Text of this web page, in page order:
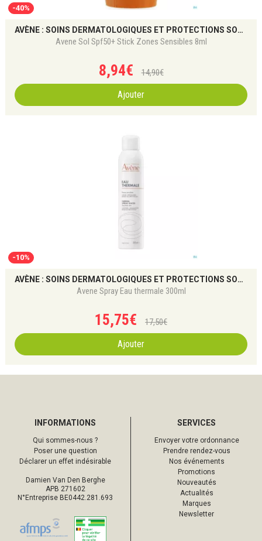
-40%
AVÈNE : SOINS DERMATOLOGIQUES ET PROTECTIONS SOLAIRES
Avene Sol Spf50+ Stick Zones Sensibles 8ml
8,94€ 14,90€
Ajouter
-10%
AVÈNE : SOINS DERMATOLOGIQUES ET PROTECTIONS SOLAIRES
Avene Spray Eau thermale 300ml
15,75€ 17,50€
Ajouter
INFORMATIONS
Qui sommes-nous ?
Poser une question
Déclarer un effet indésirable
Damien Van Den Berghe
APB 271602
N°Entreprise BE0442.281.693
SERVICES
Envoyer votre ordonnance
Prendre rendez-vous
Nos événements
Promotions
Nouveautés
Actualités
Marques
Newsletter